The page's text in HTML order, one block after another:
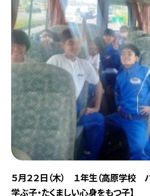
５月２２日（木） １年生（高原学校
学ぶ子・たくましい心身をもつ子】